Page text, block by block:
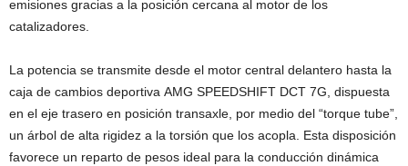
emisiones gracias a la posición cercana al motor de los
catalizadores.
La potencia se transmite desde el motor central delantero hasta la
caja de cambios deportiva AMG SPEEDSHIFT DCT 7G, dispuesta
en el eje trasero en posición transaxle, por medio del “torque tube”,
un árbol de alta rigidez a la torsión que los acopla. Esta disposición
favorece un reparto de pesos ideal para la conducción dinámica